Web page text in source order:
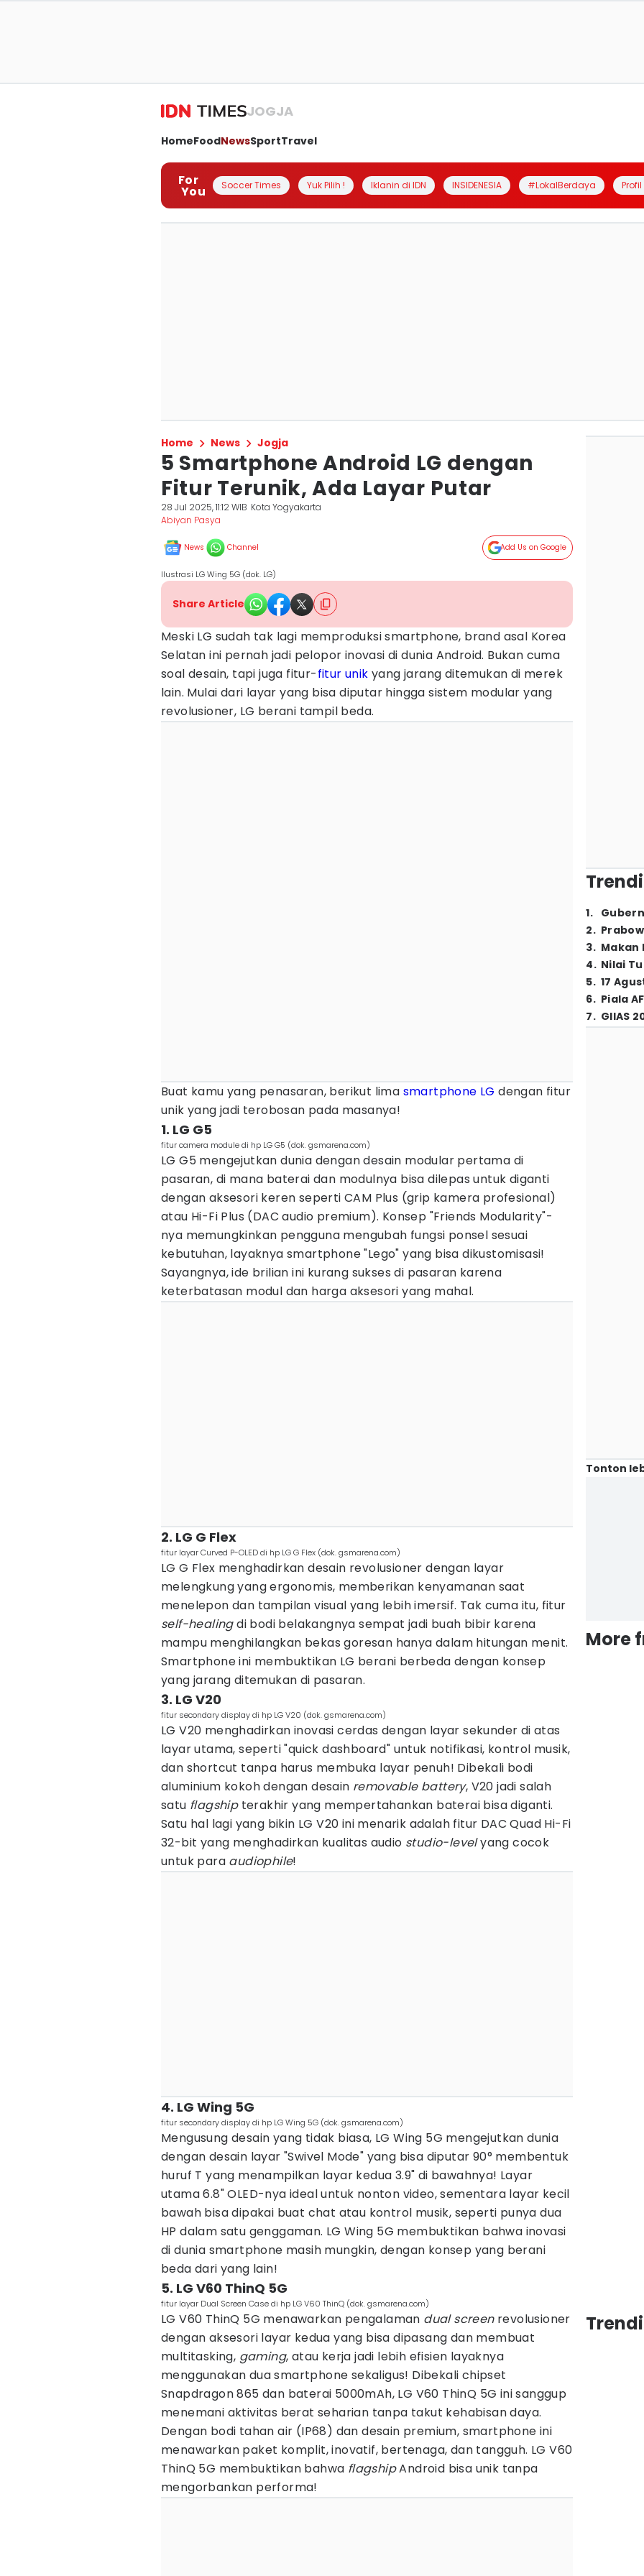
JOGJA
HomeFoodNewsSportTravel
For
You Soccer Times Yuk Pilih ! Iklanin di IDN INSIDENESIA #LokalBerdaya
Home News Jogja
5 Smartphone Android LG dengan
Fitur Terunik, Ada Layar Putar
28 Jul 2025, 11:12 WIB Kota Yogyakarta
Abiyan Pasya
News Channel Add Us on Google
Ilustrasi LG Wing 5G (dok. LG)
Share Article
Meski LG sudah tak lagi memproduksi smartphone, brand asal Korea
Selatan ini pernah jadi pelopor inovasi di dunia Android. Bukan cuma
soal desain, tapi juga fitur-fitur unik yang jarang ditemukan di merek
lain. Mulai dari layar yang bisa diputar hingga sistem modular yang
revolusioner, LG berani tampil beda.
Buat kamu yang penasaran, berikut lima smartphone LG dengan fitur
unik yang jadi terobosan pada masanya!
1. LG G5
fitur camera module di hp LG G5 (dok. gsmarena.com)
LG G5 mengejutkan dunia dengan desain modular pertama di
pasaran, di mana baterai dan modulnya bisa dilepas untuk diganti
dengan aksesori keren seperti CAM Plus (grip kamera profesional)
atau Hi-Fi Plus (DAC audio premium). Konsep "Friends Modularity"-
nya memungkinkan pengguna mengubah fungsi ponsel sesuai
kebutuhan, layaknya smartphone "Lego" yang bisa dikustomisasi!
Sayangnya, ide brilian ini kurang sukses di pasaran karena
keterbatasan modul dan harga aksesori yang mahal.
2. LG G Flex
fitur layar Curved P-OLED di hp LG G Flex (dok. gsmarena.com)
LG G Flex menghadirkan desain revolusioner dengan layar
melengkung yang ergonomis, memberikan kenyamanan saat
menelepon dan tampilan visual yang lebih imersif. Tak cuma itu, fitur
self-healingdi bodi belakangnya sempat jadi buah bibir karena
mampu menghilangkan bekas goresan hanya dalam hitungan menit.
Smartphone ini membuktikan LG berani berbeda dengan konsep
yang jarang ditemukan di pasaran.
3. LG V20
fitur secondary display di hp LG V20 (dok. gsmarena.com)
LG V20 menghadirkan inovasi cerdas dengan layar sekunder di atas
layar utama, seperti "quick dashboard" untuk notifikasi, kontrol musik,
dan shortcut tanpa harus membuka layar penuh! Dibekali bodi
aluminium kokoh dengan desain removable battery, V20 jadi salah
satu flagshipterakhir yang mempertahankan baterai bisa diganti.
Satu hal lagi yang bikin LG V20 ini menarik adalah fitur DAC Quad Hi-Fi
32-bit yang menghadirkan kualitas audio studio-levelyang cocok
untuk para audiophile!
4. LG Wing 5G
fitur secondary display di hp LG Wing 5G (dok. gsmarena.com)
Mengusung desain yang tidak biasa, LG Wing 5G mengejutkan dunia
dengan desain layar "Swivel Mode" yang bisa diputar 90° membentuk
huruf T yang menampilkan layar kedua 3.9" di bawahnya! Layar
utama 6.8" OLED-nya ideal untuk nonton video, sementara layar kecil
bawah bisa dipakai buat chat atau kontrol musik, seperti punya dua
HP dalam satu genggaman. LG Wing 5G membuktikan bahwa inovasi
di dunia smartphone masih mungkin, dengan konsep yang berani
beda dari yang lain!
5. LG V60 ThinQ 5G
fitur layar Dual Screen Case di hp LG V60 ThinQ (dok. gsmarena.com)
LG V60 ThinQ 5G menawarkan pengalaman dual screen revolusioner
dengan aksesori layar kedua yang bisa dipasang dan membuat
multitasking, gaming, atau kerja jadi lebih efisien layaknya
menggunakan dua smartphone sekaligus! Dibekali chipset
Snapdragon 865 dan baterai 5000mAh, LG V60 ThinQ 5G ini sanggup
menemani aktivitas berat seharian tanpa takut kehabisan daya.
Dengan bodi tahan air (IP68) dan desain premium, smartphone ini
menawarkan paket komplit, inovatif, bertenaga, dan tangguh. LG V60
ThinQ 5G membuktikan bahwa flagshipAndroid bisa unik tanpa
mengorbankan performa!
1.
2.
3. Makan
4. Nilai
5. 17
6. Piala
7. GIIAS
Tonton
More